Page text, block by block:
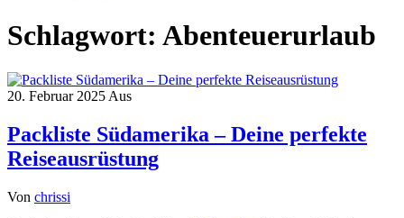
Schlagwort: Abenteuerurlaub
20. Februar 2025 Aus
Packliste Südamerika – Deine perfekte
Reiseausrüstung
Von chrissi